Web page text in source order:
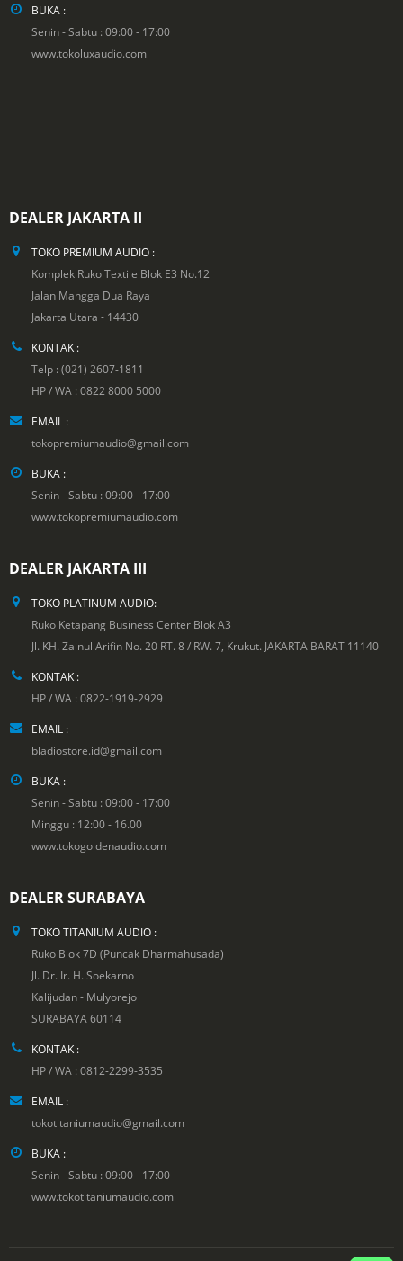
BUKA :
Senin - Sabtu : 09:00 - 17:00
www.tokoluxaudio.com
DEALER JAKARTA II
TOKO PREMIUM AUDIO :
Komplek Ruko Textile Blok E3 No.12
Jalan Mangga Dua Raya
Jakarta Utara - 14430
KONTAK :
Telp : (021) 2607-1811
HP / WA : 0822 8000 5000
EMAIL :
tokopremiumaudio@gmail.com
BUKA :
Senin - Sabtu : 09:00 - 17:00
www.tokopremiumaudio.com
DEALER JAKARTA III
TOKO PLATINUM AUDIO:
Ruko Ketapang Business Center Blok A3
Jl. KH. Zainul Arifin No. 20 RT. 8 / RW. 7, Krukut. JAKARTA BARAT 11140
KONTAK :
HP / WA : 0822-1919-2929
EMAIL :
bladiostore.id@gmail.com
BUKA :
Senin - Sabtu : 09:00 - 17:00
Minggu : 12:00 - 16.00
www.tokogoldenaudio.com
DEALER SURABAYA
TOKO TITANIUM AUDIO :
Ruko Blok 7D (Puncak Dharmahusada)
Jl. Dr. Ir. H. Soekarno
Kalijudan - Mulyorejo
SURABAYA 60114
KONTAK :
HP / WA : 0812-2299-3535
EMAIL :
tokotitaniumaudio@gmail.com
BUKA :
Senin - Sabtu : 09:00 - 17:00
www.tokotitaniumaudio.com